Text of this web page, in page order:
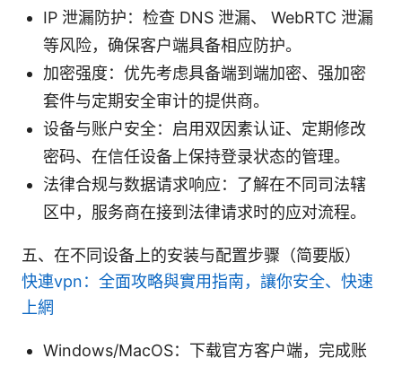
IP 泄漏防护：检查 DNS 泄漏、 WebRTC 泄漏
等风险，确保客户端具备相应防护。
加密强度：优先考虑具备端到端加密、强加密
套件与定期安全审计的提供商。
设备与账户安全：启用双因素认证、定期修改
密码、在信任设备上保持登录状态的管理。
法律合规与数据请求响应：了解在不同司法辖
区中，服务商在接到法律请求时的应对流程。
五、在不同设备上的安装与配置步骤（简要版）
快連vpn：全面攻略與實用指南，讓你安全、快速
上網
Windows/MacOS：下载官方客户端，完成账